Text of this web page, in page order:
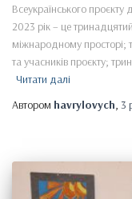
Всеукраїнського
2023 рік – це тринадцятий
міжнародному просторі;
та учасників проєкту;
Читати далі
Автором havrylovych, 3